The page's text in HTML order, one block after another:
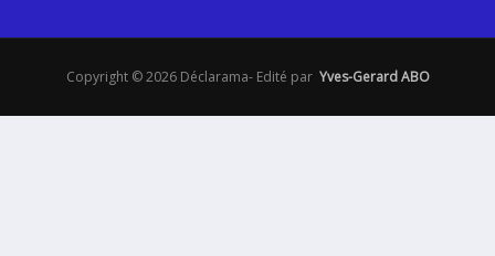
Copyright © 2026 Déclarama- Edité par Yves-Gerard ABO